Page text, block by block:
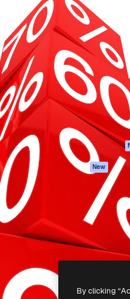
direcionar
milhão de
Produtos
Spaces
Assistente de IA
Gerador de
imagens
Gerador de vídeos
Texto para voz
Conteúdo de stock
MCP para
Claude/ChatGPT
Agentes New
App móvel
Todas as
ferramentas
S.L.U. Todos os direitos
By clicking